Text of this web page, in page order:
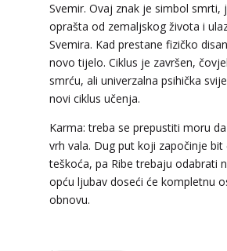
Svemir. Ovaj znak je simbol smrti,
oprašta od zemaljskog života i
Svemira. Kad prestane fizičko
novo tijelo. Ciklus je završen,
smrću, ali univerzalna psihička
novi ciklus učenja.
Karma: treba se prepustiti moru
vrh vala. Dug put koji započinje bit
teškoća, pa Ribe trebaju odabrati
opću ljubav doseći će kompletnu
obnovu.
VESNA BURCSA/
Tarot savjetnik je
TEHNIKE: tarot, psihološki razgovori
Broj tel: 064/600-600
tel:0,93€ - mob:1,12€
TEODORA/ Kod 29